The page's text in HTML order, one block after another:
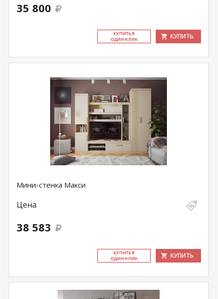
35 800
КУ­ПИТЬ В
ОДИН КЛИК
КУПИТЬ
Мини-стенка Макси
Цена
38 583
КУ­ПИТЬ В
ОДИН КЛИК
КУПИТЬ